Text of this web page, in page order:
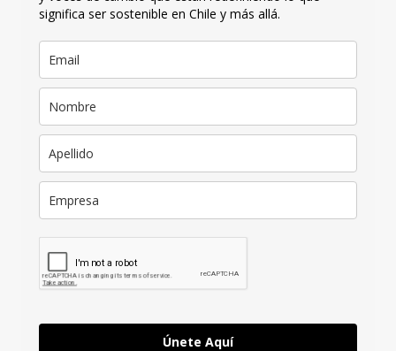
significa ser sostenible en Chile y más allá.
Únete Aquí